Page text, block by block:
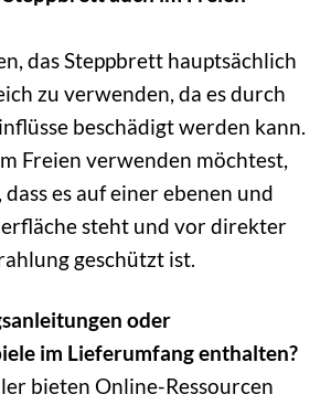
das Steppbrett hauptsächlich
zu verwenden, da es durch
beschädigt werden kann.
Freien verwenden möchtest,
es auf einer ebenen und
steht und vor direkter
geschützt ist.
oder
im Lieferumfang enthalten?
bieten Online-Ressourcen